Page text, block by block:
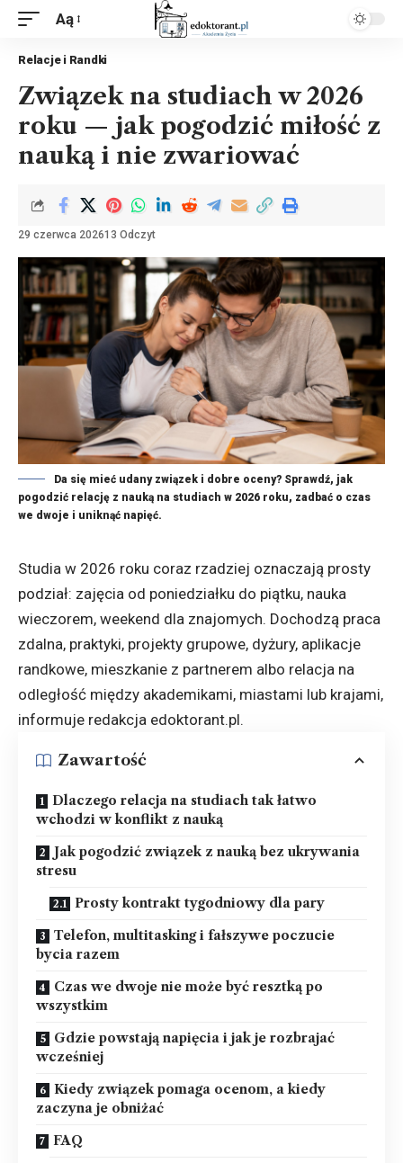
Aą
Relacje i Randki
Związek na studiach w 2026
roku — jak pogodzić miłość z
nauką i nie zwariować
29 czerwca 202613 Odczyt
Da się mieć udany związek i dobre oceny? Sprawdź, jak
pogodzić relację z nauką na studiach w 2026 roku, zadbać o czas
we dwoje i uniknąć napięć.
Studia w 2026 roku coraz rzadziej oznaczają prosty
podział: zajęcia od poniedziałku do piątku, nauka
wieczorem, weekend dla znajomych. Dochodzą praca
zdalna, praktyki, projekty grupowe, dyżury, aplikacje
randkowe, mieszkanie z partnerem albo relacja na
odległość między akademikami, miastami lub krajami,
informuje redakcja edoktorant.pl.
Zawartość
Dlaczego relacja na studiach tak łatwo
wchodzi w konflikt z nauką
Jak pogodzić związek z nauką bez ukrywania
stresu
Prosty kontrakt tygodniowy dla pary
Telefon, multitasking i fałszywe poczucie
bycia razem
Czas we dwoje nie może być resztką po
wszystkim
Gdzie powstają napięcia i jak je rozbrajać
wcześniej
Kiedy związek pomaga ocenom, a kiedy
zaczyna je obniżać
FAQ